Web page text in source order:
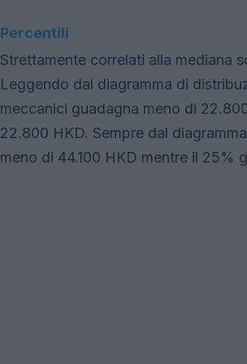
Percentili
Strettamente correlati alla mediana
Leggendo dal diagramma di
meccanici guadagna meno di
22.800 HKD. Sempre dal
meno di 44.100 HKD mentre il 25%